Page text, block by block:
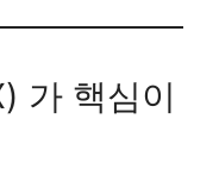
가 핵심이